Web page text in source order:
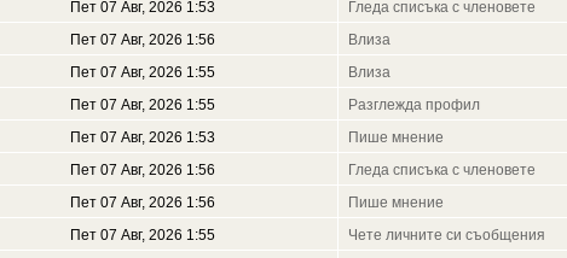
Пет 07 Авг, 2026 1:53
Гледа списъка с членовете
Пет 07 Авг, 2026 1:56
Влиза
Пет 07 Авг, 2026 1:55
Влиза
Пет 07 Авг, 2026 1:55
Разглежда профил
Пет 07 Авг, 2026 1:53
Пише мнение
Пет 07 Авг, 2026 1:56
Гледа списъка с членовете
Пет 07 Авг, 2026 1:56
Пише мнение
Пет 07 Авг, 2026 1:55
Чете личните си съобщения